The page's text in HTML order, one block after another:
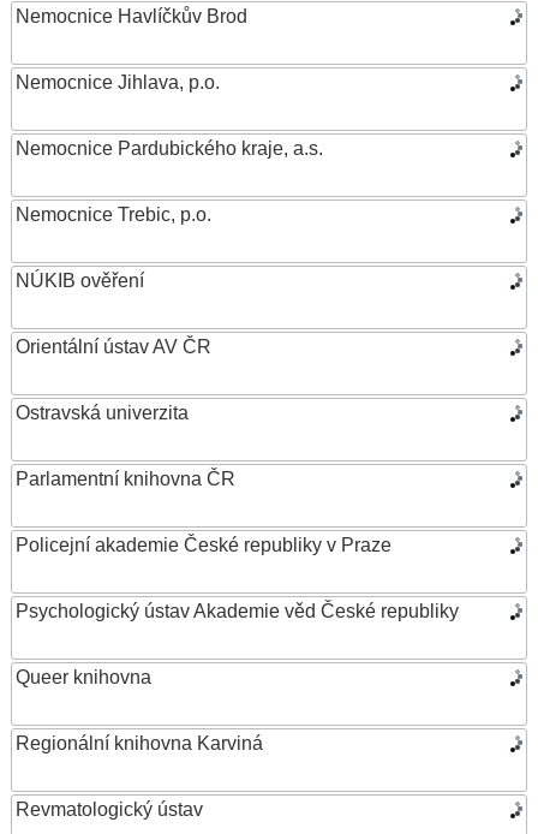
Nemocnice Havlíčkův Brod
Nemocnice Jihlava, p.o.
Nemocnice Pardubického kraje, a.s.
Nemocnice Trebic, p.o.
NÚKIB ověření
Orientální ústav AV ČR
Ostravská univerzita
Parlamentní knihovna ČR
Policejní akademie České republiky v Praze
Psychologický ústav Akademie věd České republiky
Queer knihovna
Regionální knihovna Karviná
Revmatologický ústav